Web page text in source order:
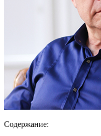
Содержание: